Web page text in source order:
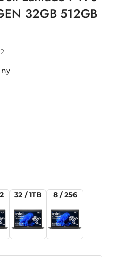
32GB 512GB
32 / 1TB 8 / 256